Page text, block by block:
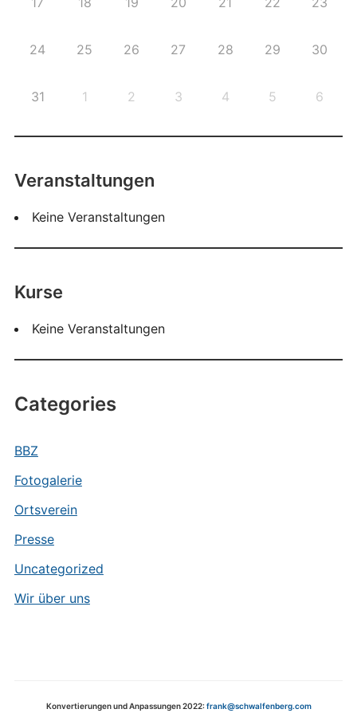
24 25 26 27 28 29 30
31 1 2 3 4 5 6
Veranstaltungen
Keine Veranstaltungen
Kurse
Keine Veranstaltungen
Categories
BBZ
Fotogalerie
Ortsverein
Presse
Uncategorized
Wir über uns
Konvertierungen und Anpassungen 2022:frank@schwalfenberg.com